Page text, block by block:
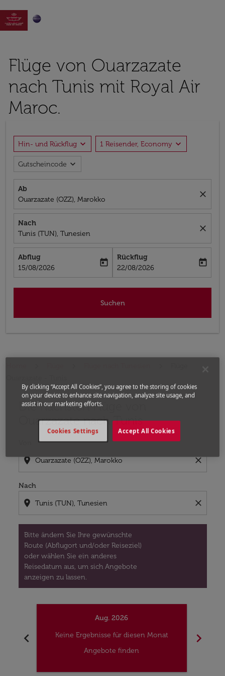

Flüge von Ouarzazate
nach Tunis mit Royal Air
Maroc.
Hin- und Rückflug expand_more 1 Reisender, Economy expand_more
Gutscheincode expand_more
Ab
Ouarzazate (OZZ), Marokko
close
Nach
Tunis (TUN), Tunesien
close
Abflug
fc-booking-departure-date-aria-label
15/08/2026
today
Rückflug
fc-booking-return-date-aria-label
22/08/2026
today
Suchen
Die nächsten Flüge von
Ouarzazate nach Tunis
location_on close
Nach
location_on close
Bitte ändern Sie Ihre gewünschte
Route (Abflugort und/oder Reiseziel)
oder wählen Sie ein anderes
Reisedatum aus, um sich Angebote
anzeigen zu lassen.
Bitte ändern Sie Ihre gewünschte Route (Abflugort
chevron_left
Aug. 2026
Keine Ergebnisse für diesen Monat
Angebote finden
chevron_right
By clicking “Accept All Cookies”, you agree to the storing of cookies
on your device to enhance site navigation, analyze site usage, and
assist in our marketing efforts.
Accept All Cookies
Cookies Settings